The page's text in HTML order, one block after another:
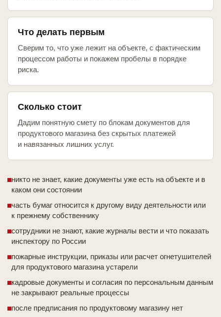
Что делать первым
Сверим то, что уже лежит на объекте, с фактическим
процессом работы и покажем пробелы в порядке
риска.
Сколько стоит
Дадим понятную смету по блокам документов для
продуктового магазина без скрытых платежей
и навязанных лишних услуг.
никто не знает, какие документы уже есть на объекте и в
каком они состоянии
часть бумаг относится к другому виду деятельности или
к прежнему собственнику
сотрудники не знают, какие журналы вести и что показать
инспектору по России
пожарные инструкции, приказы или расчет огнетушителей
для продуктового магазина устарели
кадровые документы и согласия по персональным данным
не закрывают реальные процессы
после предписания по продуктовому магазину нет